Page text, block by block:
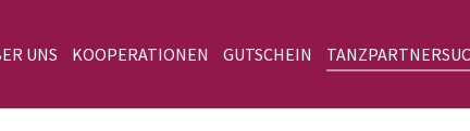
UNS KOOPERATIONEN GUTSCHEIN